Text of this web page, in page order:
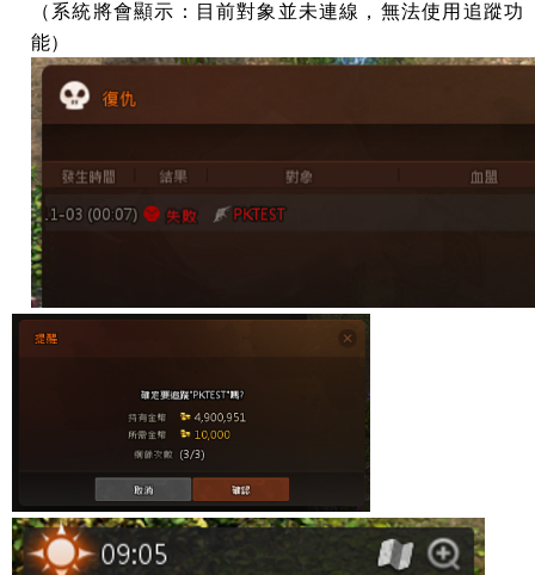
（系統將會顯示：目前對象並未連線，無法使用追蹤功
能）